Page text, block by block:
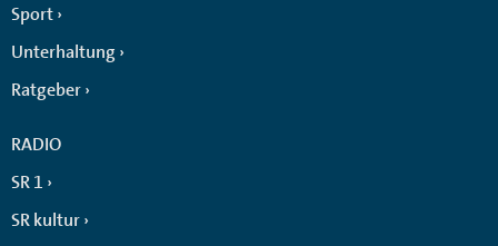
Sport
Unterhaltung
Ratgeber
RADIO
SR 1
SR kultur